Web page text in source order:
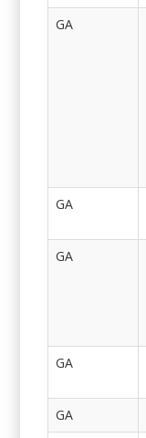
GA
GA
GA
GA
GA